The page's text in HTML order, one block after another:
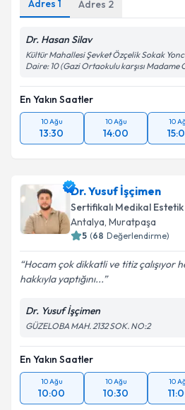
Adres 1 Adres 2
Dr. Hasan Silav
Kültür Mahallesi Şevket Özçelik Sokak
Daire: 10 (Gazi Ortaokulu karşısı Madame
En Yakın Saatler
10 Ağu
13:30
10 Ağu
14:00
10
Dr. Yusuf İşçimen
Sertifikalı Medikal Estetik
Antalya, Muratpaşa
5 (68 Değerlendirme)
Hocam çok dikkatli ve titiz çalışıyor
hakkıyla yaptığını...
Dr. Yusuf İşçimen
GÜZELOBA MAH. 2132 SOK. NO:2
En Yakın Saatler
10 Ağu
10:00
10 Ağu
10:30
10